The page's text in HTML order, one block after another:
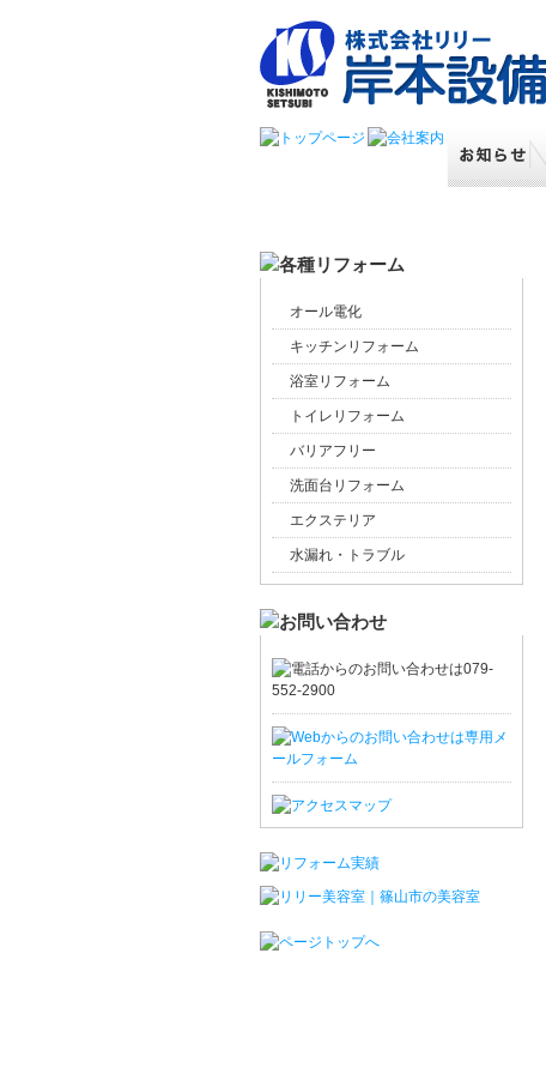
オール電化
キッチンリフォーム
浴室リフォーム
トイレリフォーム
バリアフリー
洗面台リフォーム
エクステリア
水漏れ・トラブル